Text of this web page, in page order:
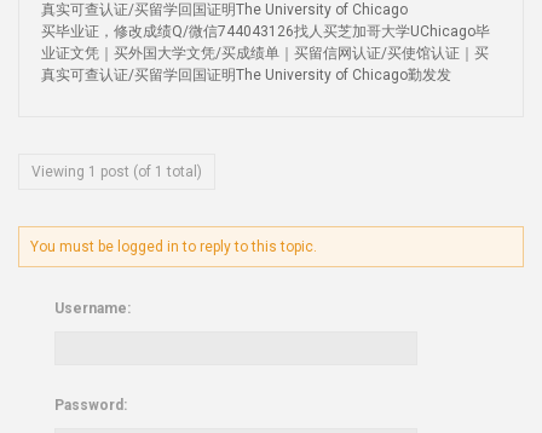
真实可查认证/买留学回国证明The University of Chicago
买毕业证，修改成绩Q/微信744043126找人买芝加哥大学UChicago毕
业证文凭｜买外国大学文凭/买成绩单｜买留信网认证/买使馆认证｜买
真实可查认证/买留学回国证明The University of Chicago勤发发
Viewing 1 post (of 1 total)
You must be logged in to reply to this topic.
Username:
Password: